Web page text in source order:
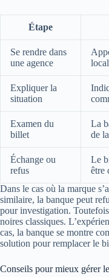
Étape
Se rendre dans
une agence
Expliquer la
situation
Examen du
billet
La
de
Échange ou
refus
Le
être
Dans le cas où la marque
similaire, la banque peut
pour investigation.
noires classiques.
cas, la banque se montre
solution pour remplacer le
Conseils pour mieux gérer